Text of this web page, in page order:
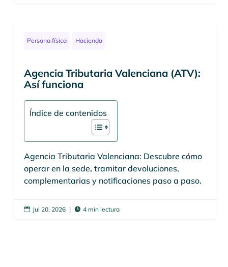
Persona física Hacienda
Agencia Tributaria Valenciana (ATV):
Así funciona
Índice de contenidos
Agencia Tributaria Valenciana: Descubre cómo
operar en la sede, tramitar devoluciones,
complementarias y notificaciones paso a paso.
 Jul 20, 2026 |  4 min lectura